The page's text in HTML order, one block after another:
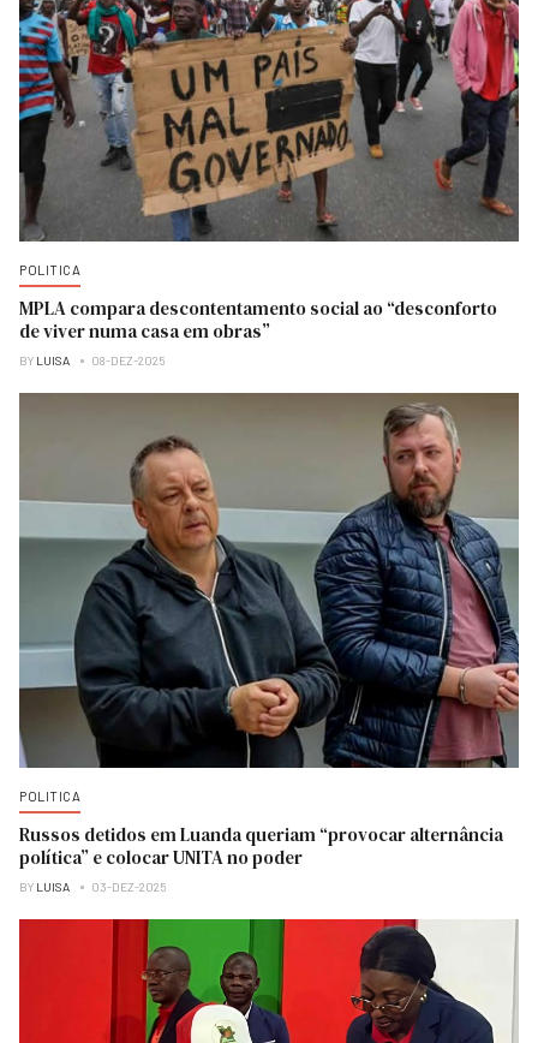
POLITICA
MPLA compara descontentamento social ao “desconforto
de viver numa casa em obras”
BY LUISA 08-DEZ-2025
POLITICA
Russos detidos em Luanda queriam “provocar alternância
política” e colocar UNITA no poder
BY LUISA 03-DEZ-2025